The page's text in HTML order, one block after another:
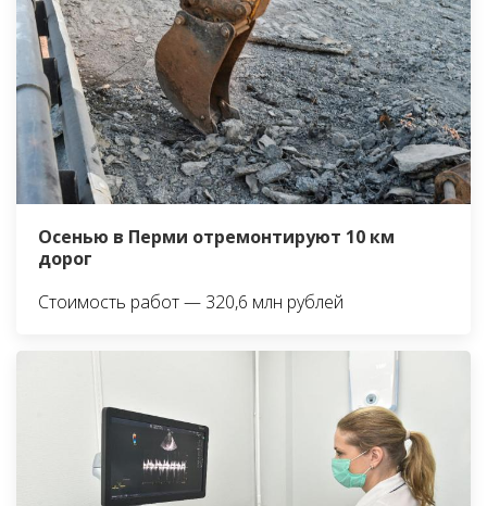
Осенью в Перми отремонтируют 10 км
дорог
Стоимость работ — 320,6 млн рублей